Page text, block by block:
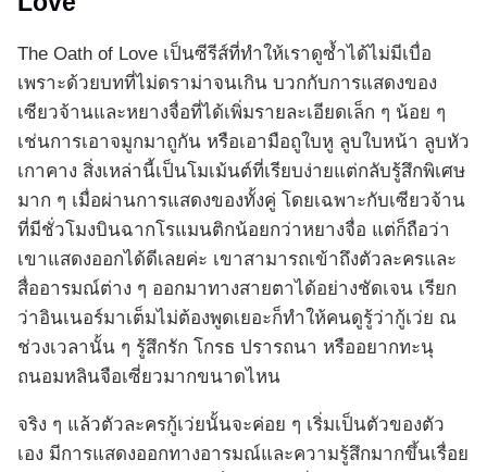
The Oath of Love เป็นซีรีส์ที่ทำให้เราดูซ้ำได้ไม่มีเบื่อ
เพราะด้วยบทที่ไม่ดราม่าจนเกิน บวกกับการแสดงของ
เซียวจ้านและหยางจื่อที่ได้เพิ่มรายละเอียดเล็ก ๆ น้อย ๆ
เช่นการเอาจมูกมาถูกัน หรือเอามือถูใบหู ลูบใบหน้า ลูบหัว
เกาคาง สิ่งเหล่านี้เป็นโมเม้นต์ที่เรียบง่ายแต่กลับรู้สึกพิเศษ
มาก ๆ เมื่อผ่านการแสดงของทั้งคู่ โดยเฉพาะกับเซียวจ้าน
ที่มีชั่วโมงบินฉากโรแมนติกน้อยกว่าหยางจื่อ แต่ก็ถือว่า
เขาแสดงออกได้ดีเลยค่ะ เขาสามารถเข้าถึงตัวละครและ
สื่ออารมณ์ต่าง ๆ ออกมาทางสายตาได้อย่างชัดเจน เรียก
ว่าอินเนอร์มาเต็มไม่ต้องพูดเยอะก็ทำให้คนดูรู้ว่ากู้เว่ย ณ
ช่วงเวลานั้น ๆ รู้สึกรัก โกรธ ปรารถนา หรืออยากทะนุ
ถนอมหลินจือเซี่ยวมากขนาดไหน
จริง ๆ แล้วตัวละครกู้เว่ยนั้นจะค่อย ๆ เริ่มเป็นตัวของตัว
เอง มีการแสดงออกทางอารมณ์และความรู้สึกมากขึ้นเรื่อย